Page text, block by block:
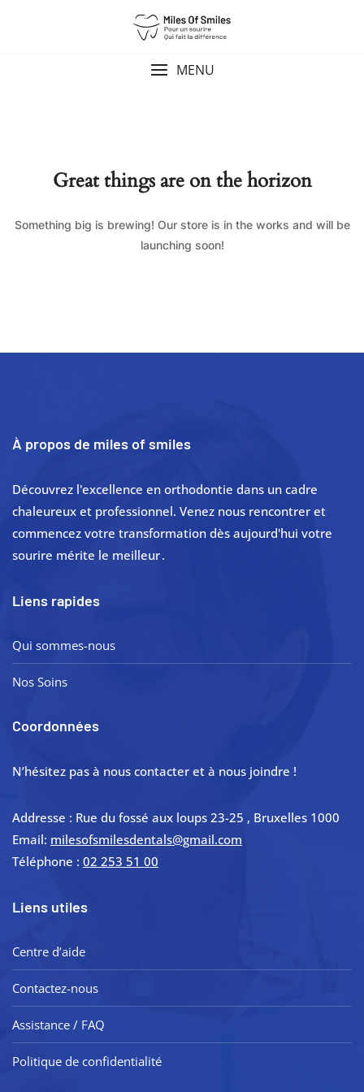
MENU
Great things are on the horizon
Something big is brewing! Our store is in the works and will be
launching soon!
À propos de miles of smiles
Découvrez l'excellence en orthodontie dans un cadre
chaleureux et professionnel. Venez nous rencontrer et
commencez votre transformation dès aujourd'hui votre
sourire mérite le meilleur .
Liens rapides
Qui sommes-nous
Nos Soins
Coordonnées
N’hésitez pas à nous contacter et à nous joindre !
Addresse : Rue du fossé aux loups 23-25 , Bruxelles 1000
Email: milesofsmilesdentals@gmail.com
Téléphone : 02 253 51 00
Liens utiles
Centre d’aide
Contactez-nous
Assistance / FAQ
Politique de confidentialité